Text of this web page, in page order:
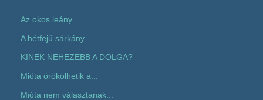
Az okos leány
A hétfejű sárkány
KINEK NEHEZEBB A DOLGA?
Mióta örökölhetik a...
Mióta nem választanak...